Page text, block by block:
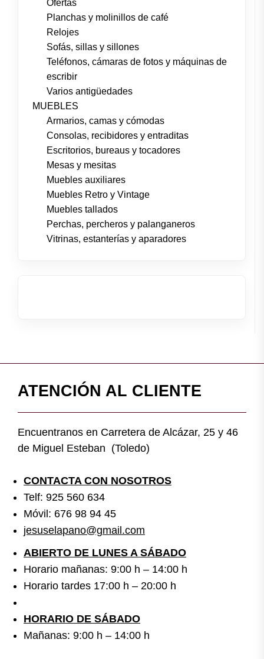
Ofertas
Planchas y molinillos de café
Relojes
Sofás, sillas y sillones
Teléfonos, cámaras de fotos y máquinas de
escribir
Varios antigüedades
MUEBLES
Armarios, camas y cómodas
Consolas, recibidores y entraditas
Escritorios, bureaus y tocadores
Mesas y mesitas
Muebles auxiliares
Muebles Retro y Vintage
Muebles tallados
Perchas, percheros y palanganeros
Vitrinas, estanterías y aparadores
ATENCIÓN AL CLIENTE
Encuentranos en Carretera de Alcázar, 25 y 46
de Miguel Esteban (Toledo)
CONTACTA CON NOSOTROS
Telf: 925 560 634
Móvil: 676 98 94 45
jesuselapano@gmail.com
ABIERTO DE LUNES A SÁBADO
Horario mañanas: 9:00 h – 14:00 h
Horario tardes 17:00 h – 20:00 h
HORARIO DE SÁBADO
Mañanas: 9:00 h – 14:00 h